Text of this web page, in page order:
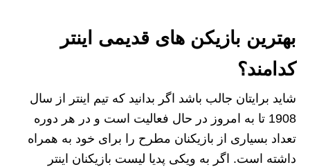
بهترین بازیکن های قدیمی اینتر
کدامند؟
شاید برایتان جالب باشد اگر بدانید که تیم اینتر از سال
1908 تا به امروز در حال فعالیت است و در هر دوره
تعداد بسیاری از بازیکنان مطرح را برای خود به همراه
داشته است. اگر به ویکی پدیا لیست بازیکنان اینتر